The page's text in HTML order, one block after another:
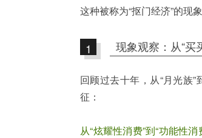
这种被称为“抠门经济”的现
1 现象观察：从“买
回顾过去十年，从“月光族
征：
从“炫耀性消费”到“功能性消